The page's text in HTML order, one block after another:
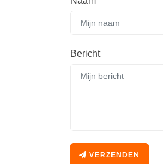
Bericht
VERZENDEN